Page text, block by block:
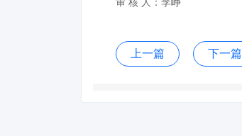
审 核 人：李峥
上一篇 下一篇